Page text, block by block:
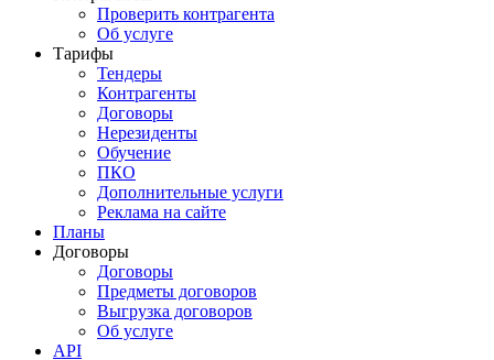
Проверить контрагента
Об услуге
Тарифы
Тендеры
Контрагенты
Договоры
Нерезиденты
Обучение
ПКО
Дополнительные услуги
Реклама на сайте
Планы
Договоры
Договоры
Предметы договоров
Выгрузка договоров
Об услуге
API